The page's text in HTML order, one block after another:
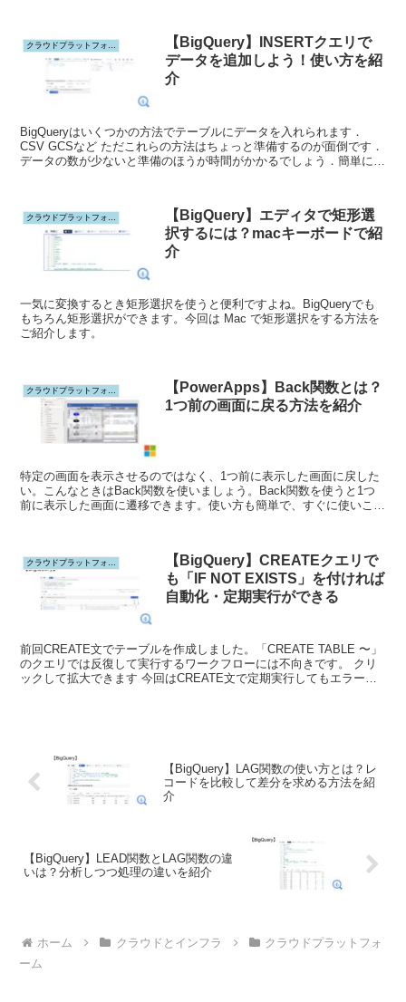
クラウドプラットフォーム
【BigQuery】INSERTクエリで
データを追加しよう！使い方を紹
介
BigQueryはいくつかの方法でテーブルにデータを入れられます．
CSV GCSなど ただこれらの方法はちょっと準備するのが面倒です．
データの数が少ないと準備のほうが時間がかかるでしょう．簡単に追
クラウドプラットフォーム
【BigQuery】エディタで矩形選
択するには？macキーボードで紹
介
一気に変換するとき矩形選択を使うと便利ですよね。BigQueryでも
もちろん矩形選択ができます。今回は Mac で矩形選択をする方法を
ご紹介します。
【PowerApps】Back関数とは？
1つ前の画面に戻る方法を紹介
特定の画面を表示させるのではなく、1つ前に表示した画面に戻した
い。こんなときはBack関数を使いましょう。Back関数を使うと1つ
前に表示した画面に遷移できます。使い方も簡単で、すぐに使いこな
クラウドプラットフォーム
【BigQuery】CREATEクエリで
も「IF NOT EXISTS」を付ければ
自動化・定期実行ができる
前回CREATE文でテーブルを作成しました。「CREATE TABLE 〜」
のクエリでは反復して実行するワークフローには不向きです。 クリ
ックして拡大できます 今回はCREATE文で定期実行してもエラーに
【BigQuery】LAG関数の使い方とは？レ
コードを比較して差分を求める方法を紹
介
【BigQuery】LEAD関数とLAG関数の違
いは？分析しつつ処理の違いを紹介
ホーム クラウドとインフラ
クラウドプラットフォ
ーム